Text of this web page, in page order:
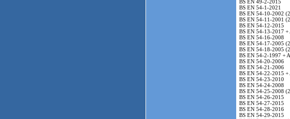
BS EN 49-2-2015
BS EN 54-1-2021
BS EN 54-10-2002
BS EN 54-11-2001
BS EN 54-12-2015
BS EN 54-13-2017 +
BS EN 54-16-2008
BS EN 54-17-2005
BS EN 54-18-2005
BS EN 54-2-1997 +
BS EN 54-20-2006
BS EN 54-21-2006
BS EN 54-22-2015 +
BS EN 54-23-2010
BS EN 54-24-2008
BS EN 54-25-2008
BS EN 54-26-2015
BS EN 54-27-2015
BS EN 54-28-2016
BS EN 54-29-2015